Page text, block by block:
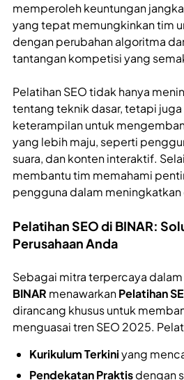
memperoleh keuntungan
yang tepat memungkinkan tim
dengan perubahan algoritma
tantangan kompetisi yang
Pelatihan SEO tidak hanya
tentang teknik dasar, tetapi
keterampilan untuk
yang lebih maju, seperti
suara, dan konten interaktif.
membantu tim memahami
pengguna dalam meningkatkan
Pelatihan SEO di BINAR:
Perusahaan Anda
Sebagai mitra terpercaya dalam
BINAR menawarkanPelatihan
dirancang khusus untuk
menguasai tren SEO 2025.
Kurikulum Terkiniyang
Pendekatan Praktisdengan